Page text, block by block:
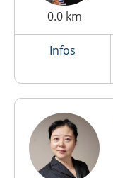
0.0 km
Infos